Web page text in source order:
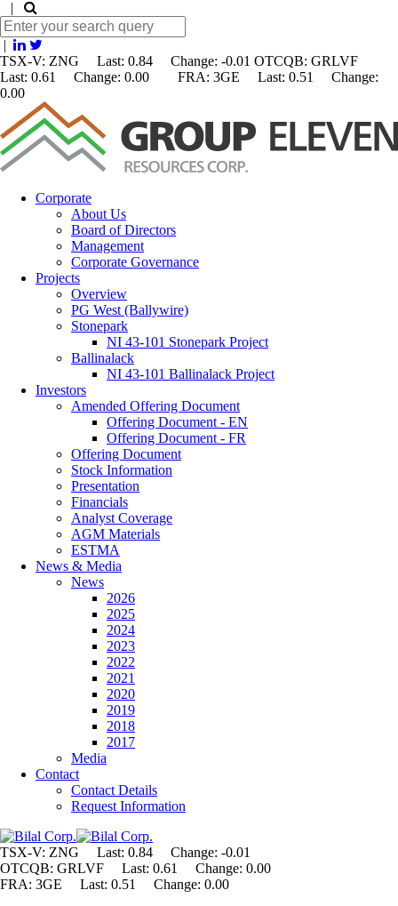
|
|
TSX-V: ZNG Last: 0.84 Change: -0.01 OTCQB: GRLVF
Last: 0.61 Change: 0.00 FRA: 3GE Last: 0.51 Change:
0.00
Corporate
About Us
Board of Directors
Management
Corporate Governance
Projects
Overview
PG West (Ballywire)
Stonepark
NI 43-101 Stonepark Project
Ballinalack
NI 43-101 Ballinalack Project
Investors
Amended Offering Document
Offering Document - EN
Offering Document - FR
Offering Document
Stock Information
Presentation
Financials
Analyst Coverage
AGM Materials
ESTMA
News & Media
News
2026
2025
2024
2023
2022
2021
2020
2019
2018
2017
Media
Contact
Contact Details
Request Information
TSX-V: ZNG Last: 0.84 Change: -0.01
OTCQB: GRLVF Last: 0.61 Change: 0.00
FRA: 3GE Last: 0.51 Change: 0.00